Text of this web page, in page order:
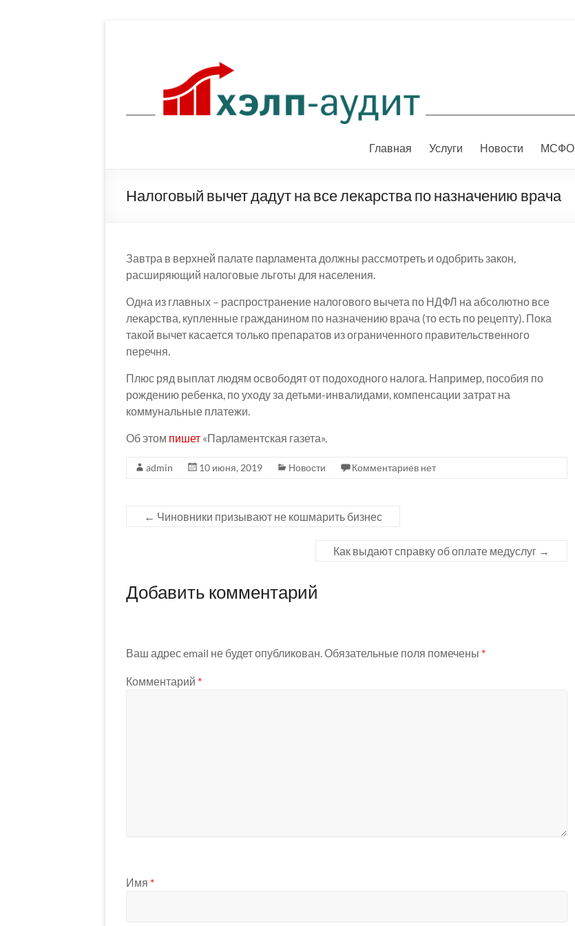
Главная Услуги Новости МСФО
Налоговый вычет дадут на все лекарства по назначению врача
Завтра в верхней палате парламента должны рассмотреть и одобрить закон,
расширяющий налоговые льготы для населения.
Одна из главных – распространение налогового вычета по НДФЛ на абсолютно все
лекарства, купленные гражданином по назначению врача (то есть по рецепту). Пока
такой вычет касается только препаратов из ограниченного правительственного
перечня.
Плюс ряд выплат людям освободят от подоходного налога. Например, пособия по
рождению ребенка, по уходу за детьми-инвалидами, компенсации затрат на
коммунальные платежи.
Об этом пишет «Парламентская газета».
admin 10 июня, 2019 Новости Комментариев нет
← Чиновники призывают не кошмарить бизнес
Как выдают справку об оплате медуслуг →
Добавить комментарий
Ваш адрес email не будет опубликован. Обязательные поля помечены *
Комментарий *
Имя *